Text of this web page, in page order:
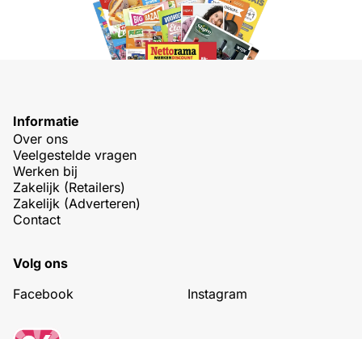
Informatie
Over ons
Veelgestelde vragen
Werken bij
Zakelijk (Retailers)
Zakelijk (Adverteren)
Contact
Volg ons
Facebook
Instagram